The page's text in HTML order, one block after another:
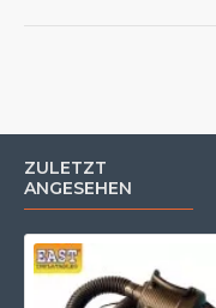
ZULETZT
ANGESEHEN